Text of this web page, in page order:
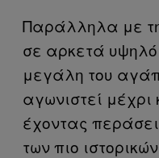
Παράλληλα με
σε αρκετά υψηλό
μεγάλη του
αγωνιστεί μέχρι
έχοντας
των πιο